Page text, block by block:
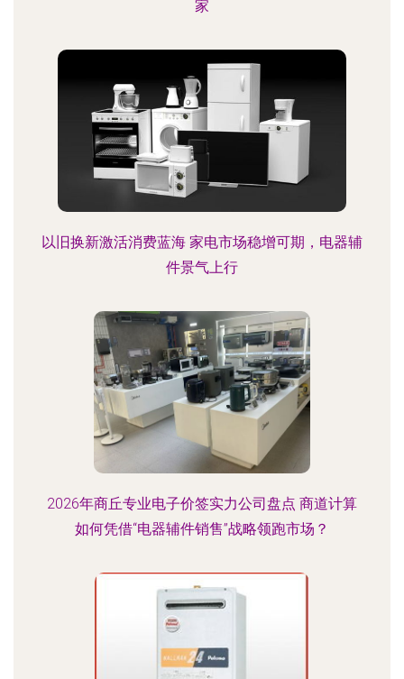
家
以旧换新激活消费蓝海 家电市场稳增可期，电器辅
件景气上行
2026年商丘专业电子价签实力公司盘点 商道计算
如何凭借“电器辅件销售”战略领跑市场？